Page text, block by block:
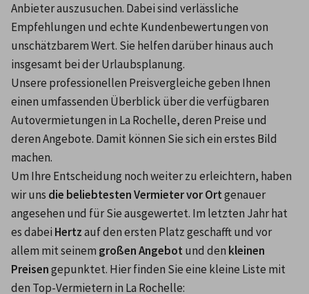
Anbieter auszusuchen. Dabei sind verlässliche
Empfehlungen und echte Kundenbewertungen von
unschätzbarem Wert. Sie helfen darüber hinaus auch
insgesamt bei der Urlaubsplanung.
Unsere professionellen Preisvergleiche geben Ihnen
einen umfassenden Überblick über die verfügbaren
Autovermietungen in La Rochelle, deren Preise und
deren Angebote. Damit können Sie sich ein erstes Bild
machen.
Um Ihre Entscheidung noch weiter zu erleichtern, haben
wir uns die beliebtesten Vermieter vor Ort genauer
angesehen und für Sie ausgewertet. Im letzten Jahr hat
es dabei Hertz auf den ersten Platz geschafft und vor
allem mit seinem großen Angebot und den kleinen
Preisen gepunktet. Hier finden Sie eine kleine Liste mit
den Top-Vermietern in La Rochelle: